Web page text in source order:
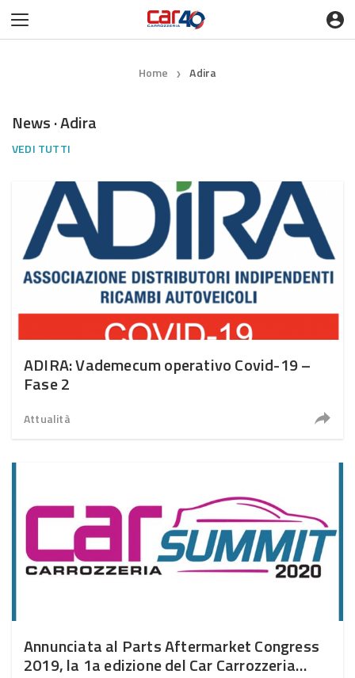
Home ❯ Adira
News · Adira
VEDI TUTTI
ADIRA: Vademecum operativo Covid-19 –
Fase 2
Attualità
Annunciata al Parts Aftermarket Congress
2019, la 1a edizione del Car Carrozzeria